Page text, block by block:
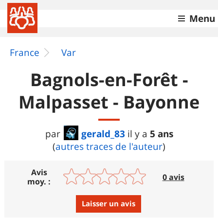
Menu
France Var
Bagnols-en-Forêt -
Malpasset - Bayonne
par gerald_83 il y a 5 ans
(autres traces de l'auteur)
Avis
moy. :
0 avis
Laisser un avis